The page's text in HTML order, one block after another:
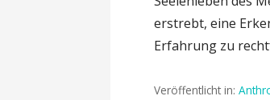
erstrebt, eine
Erfahrung zu
Veröffentlicht in: